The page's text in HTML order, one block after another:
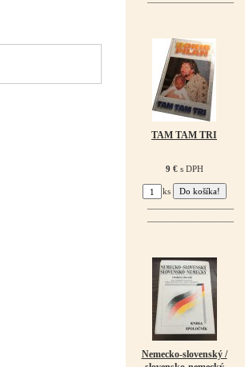
TAM TAM TRI
9 €s DPH
ks
Nemecko-slovenský /